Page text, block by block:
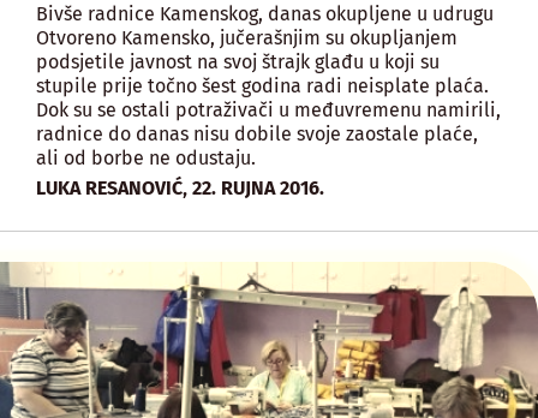
Bivše radnice Kamenskog, danas okupljene u udrugu
Otvoreno Kamensko, jučerašnjim su okupljanjem
podsjetile javnost na svoj štrajk glađu u koji su
stupile prije točno šest godina radi neisplate plaća.
Dok su se ostali potraživači u međuvremenu namirili,
radnice do danas nisu dobile svoje zaostale plaće,
ali od borbe ne odustaju.
LUKA RESANOVIĆ, 22. RUJNA 2016.